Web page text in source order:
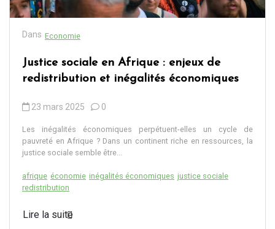
Dans Economie
Justice sociale en Afrique : enjeux de
redistribution et inégalités économiques
23 mars 2025 0
Les inégalités économiques perpétuent-elles un cycle de
pauvreté en Afrique ? Dans un continent riche en ressources, la
justice sociale semble être...
afrique économie inégalités économiques justice sociale
redistribution
Lire la suite